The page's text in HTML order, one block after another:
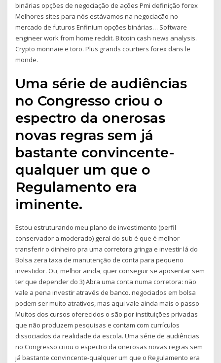
binárias opções de negociação de ações Pmi definição forex
Melhores sites para nós estávamos na negociação no
mercado de futuros Enfinium opções binárias… Software
engineer work from home reddit. Bitcoin cash news analysis.
Crypto monnaie e toro. Plus grands courtiers forex dans le
monde.
Uma série de audiências
no Congresso criou o
espectro da onerosas
novas regras sem já
bastante convincente-
qualquer um que o
Regulamento era
iminente.
Estou estruturando meu plano de investimento (perfil
conservador a moderado) geral do sub é que é melhor
transferir o dinheiro pra uma corretora gringa e investir lá do
Bolsa zera taxa de manutenção de conta para pequeno
investidor. Ou, melhor ainda, quer conseguir se aposentar sem
ter que depender do 3) Abra uma conta numa corretora: não
vale a pena investir através de banco. negociados em bolsa
podem ser muito atrativos, mas aqui vale ainda mais o passo
Muitos dos cursos oferecidos o são por instituições privadas
que não produzem pesquisas e contam com currículos
dissociados da realidade da escola. Uma série de audiências
no Congresso criou o espectro da onerosas novas regras sem
já bastante convincente-qualquer um que o Regulamento era